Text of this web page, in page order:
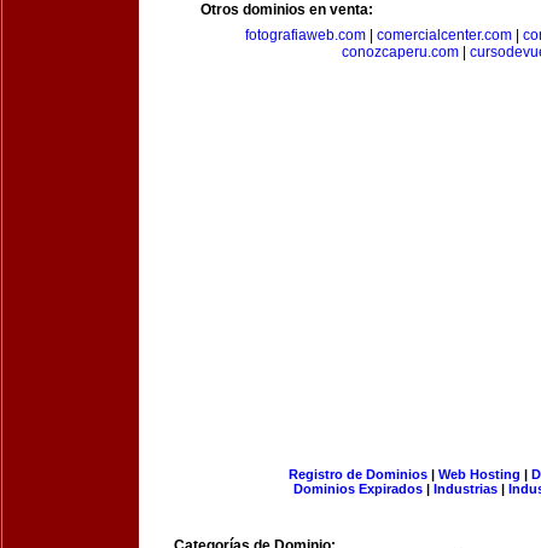
Otros dominios en venta:
fotografiaweb.com| comercialcenter.com|
conozcaperu.com
Registro de Dominios| Web Hosting |
Dominios Expirados | Industrias |